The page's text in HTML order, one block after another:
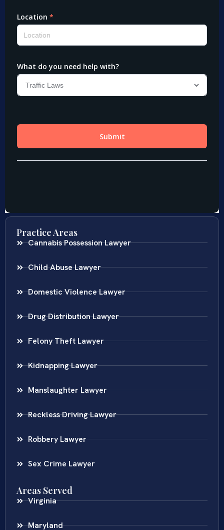
Practice Areas
Cannabis Possession Lawyer
Child Abuse Lawyer
Domestic Violence Lawyer
Drug Distribution Lawyer
Felony Theft Lawyer
Kidnapping Lawyer
Manslaughter Lawyer
Reckless Driving Lawyer
Robbery Lawyer
Sex Crime Lawyer
Areas Served
Virginia
Maryland